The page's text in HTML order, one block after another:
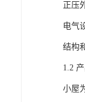
正压
电气
结构
1.2
小屋